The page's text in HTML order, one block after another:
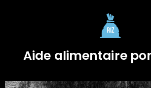
Aide alimentaire